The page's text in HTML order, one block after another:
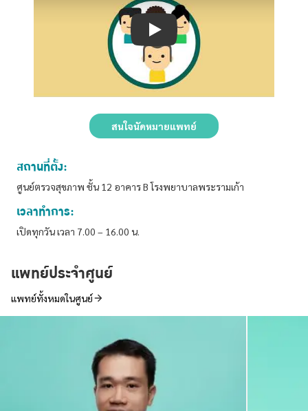
Play
สนใจนัดหมายแพทย์
สถานที่ตั้ง:
ศูนย์ตรวจสุขภาพ ชั้น 12 อาคาร B โรงพยาบาลพระรามเก้า
เวลาทำการ:
เปิดทุกวัน เวลา 7.00 – 16.00 น.
แพทย์ประจำศูนย์
แพทย์ทั้งหมดในศูนย์